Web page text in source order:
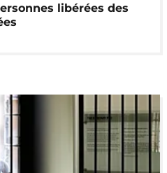
libérées des